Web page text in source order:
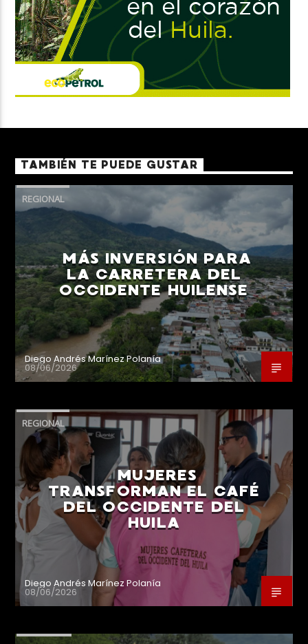
TAMBIÉN TE PUEDE GUSTAR
REGIONAL
MÁS INVERSIÓN PARA
LA CARRETERA DEL
OCCIDENTE HUILENSE
Diego Andrés Marínez Polanía
08/06/2026
REGIONAL
MUJERES
TRANSFORMAN EL CAFÉ
DEL OCCIDENTE DEL
HUILA
Diego Andrés Marínez Polanía
08/06/2026